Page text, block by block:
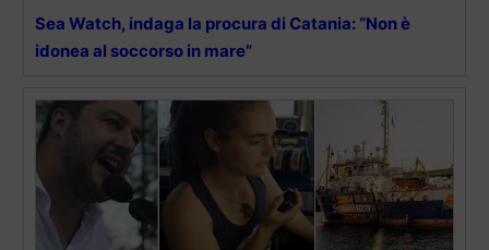
Sea Watch, indaga la procura di Catania: “Non è
idonea al soccorso in mare”